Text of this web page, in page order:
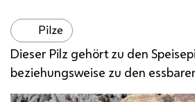
Pilze
Dieser Pilz gehört zu den
beziehungsweise zu den